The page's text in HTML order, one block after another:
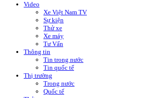
Video
Xe Việt Nam TV
Sự kiện
Thử xe
Xe máy
Tư Vấn
Thông tin
Tin trong nước
Tin quốc tế
Thị trường
Trong nước
Quốc tế